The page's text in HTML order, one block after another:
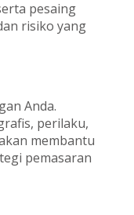
pesaing
risiko yang
Anda.
perilaku,
membantu
pemasaran